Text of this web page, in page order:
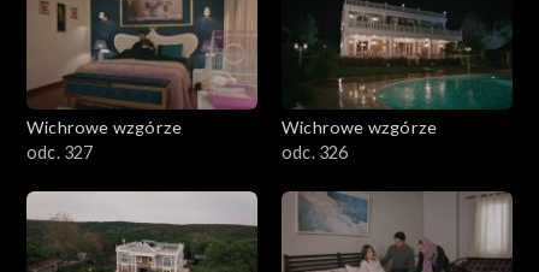
Wichrowe wzgórze
odc. 327
Wichrowe wzgórze
odc. 326